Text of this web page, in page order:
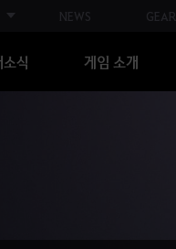
NEWS GEAR
식 게임 소개